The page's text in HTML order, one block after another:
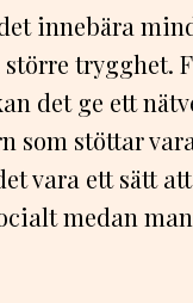
innebära
trygghet.
det ge ett
som stöttar
vara ett sätt
medan